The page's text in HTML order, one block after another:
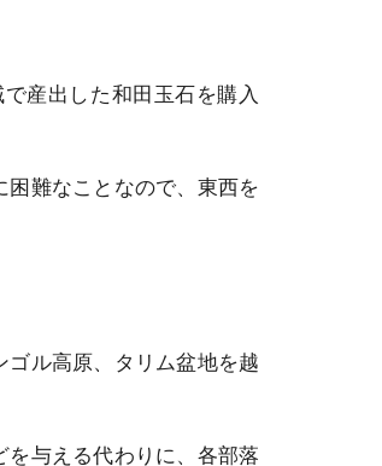
産出した和田玉石を購入
難なことなので、東西を
ル高原、タリム盆地を越
与える代わりに、各部落